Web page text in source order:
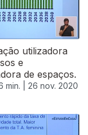
utilizadora
e
de espaços.
min. | 26 nov. 2020